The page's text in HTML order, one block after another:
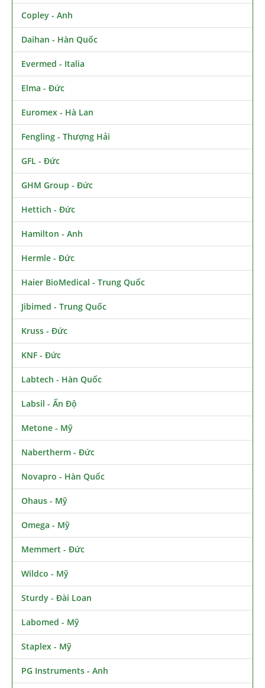
Copley - Anh
Daihan - Hàn Quốc
Evermed - Italia
Elma - Đức
Euromex - Hà Lan
Fengling - Thượng Hải
GFL - Đức
GHM Group - Đức
Hettich - Đức
Hamilton - Anh
Hermle - Đức
Haier BioMedical - Trung Quốc
Jibimed - Trung Quốc
Kruss - Đức
KNF - Đức
Labtech - Hàn Quốc
Labsil - Ấn Độ
Metone - Mỹ
Nabertherm - Đức
Novapro - Hàn Quốc
Ohaus - Mỹ
Omega - Mỹ
Memmert - Đức
Wildco - Mỹ
Sturdy - Đài Loan
Labomed - Mỹ
Staplex - Mỹ
PG Instruments - Anh